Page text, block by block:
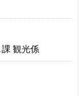
観光係